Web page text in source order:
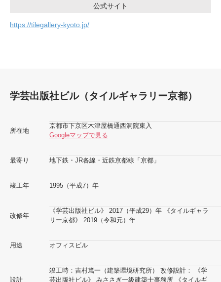
公式サイト
https://tilegallery-kyoto.jp/
学芸出版社ビル（タイルギャラリー京都）
所在地
京都市下京区木津屋橋通西洞院東入
Googleマップで見る
最寄り 地下鉄・JR各線・近鉄京都線「京都」
竣工年 1995（平成7）年
改修年
《学芸出版社ビル》 2017（平成29）年 《タイルギャラ
リー京都》 2019（令和元）年
用途 オフィスビル
設計
竣工時：吉村篤一（建築環境研究所） 改修設計： 《学
芸出版社ビル》 みささぎ一級建築士事務所 《タイルギ